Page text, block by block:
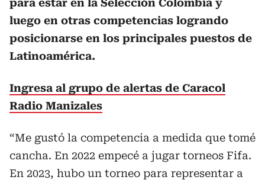
para estar en la Selección Colombia y
luego en otras competencias logrando
posicionarse en los principales puestos de
Latinoamérica.
Ingresa al grupo de alertas de Caracol
Radio Manizales
“Me gustó la competencia a medida que tomé
cancha. En 2022 empecé a jugar torneos Fifa.
En 2023, hubo un torneo para representar a